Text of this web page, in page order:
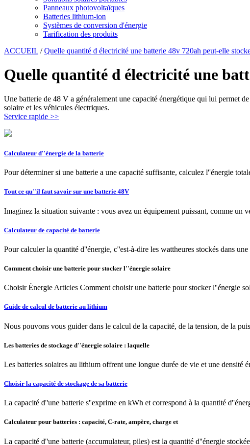
Panneaux photovoltaïques
Batteries lithium-ion
Systèmes de conversion d'énergie
Tarification des produits
ACCUEIL /Quelle quantité d électricité une batterie 48v 720ah peut-elle
Quelle quantité d électricité une
Une batterie de 48 V a généralement une capacité énergétique qui lui permet
solaire et les véhicules électriques.
Service rapide >>
Calculateur d''énergie de la batterie
Pour déterminer si une batterie a une capacité suffisante, calculez l''énergie
Tout ce qu''il faut savoir sur une batterie 48V
Imaginez la situation suivante : vous avez un équipement puissant, comme un
Calculateur de capacité de batterie
Pour calculer la quantité d''énergie, c''est-à-dire les wattheures stockés dans
Comment choisir une batterie pour stocker l''énergie solaire
Choisir Énergie Articles Comment choisir une batterie pour stocker l''énergie
Guide de calcul de batterie au lithium
Nous pouvons vous guider dans le calcul de la capacité, de la tension, de la
Les batteries de stockage d''énergie solaire : laquelle
Les batteries solaires au lithium offrent une longue durée de vie et une densité
Choisir la capacité de stockage de sa batterie
La capacité d''une batterie s''exprime en kWh et correspond à la quantité
Calculateur pour batteries : capacité, C-rate, ampère, charge et
La capacité d''une batterie (accumulateur, piles) est la quantité d''énergie